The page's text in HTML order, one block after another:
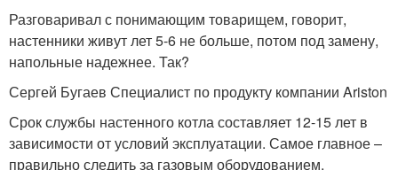
Разговаривал с понимающим товарищем, говорит,
настенники живут лет 5-6 не больше, потом под замену,
напольные надежнее. Так?
Сергей Бугаев Специалист по продукту компании Ariston
Срок службы настенного котла составляет 12-15 лет в
зависимости от условий эксплуатации. Самое главное –
правильно следить за газовым оборудованием.